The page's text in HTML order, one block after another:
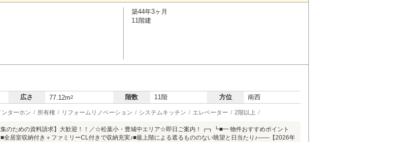
築44年3ヶ月
11階建
広さ 77.12m2 階数 11階 方位 南西
ターホン 所有権 リフォームリノベーション システムキッチン エレベーター 2階以上
集のための資料請求】大歓迎！！／☆松葉小・豊城中エリア☆即日ご案内！┏┓┗■━ 物件おすすめポイント
全居室収納付き＋ファミリーCL付きで収納充実♪■最上階による遮るもののない眺望と日当たり♪――【2026年